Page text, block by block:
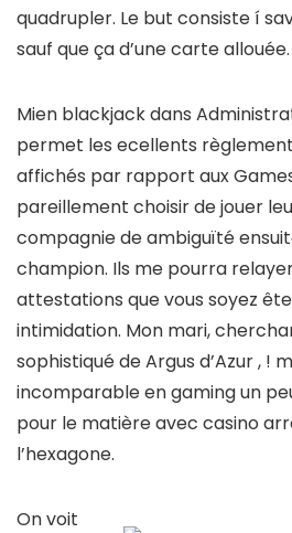
quadrupler. Le but consiste í
sauf que ça d’une carte allouée.
Mien blackjack dans
permet les ecellents
affichés par rapport aux
pareillement choisir de jouer
compagnie de ambiguïté
champion. Ils me pourra
attestations que vous soyez
intimidation. Mon mari,
sophistiqué de Argus d’Azur , !
incomparable en gaming un
pour le matière avec casino
l’hexagone.
On voit